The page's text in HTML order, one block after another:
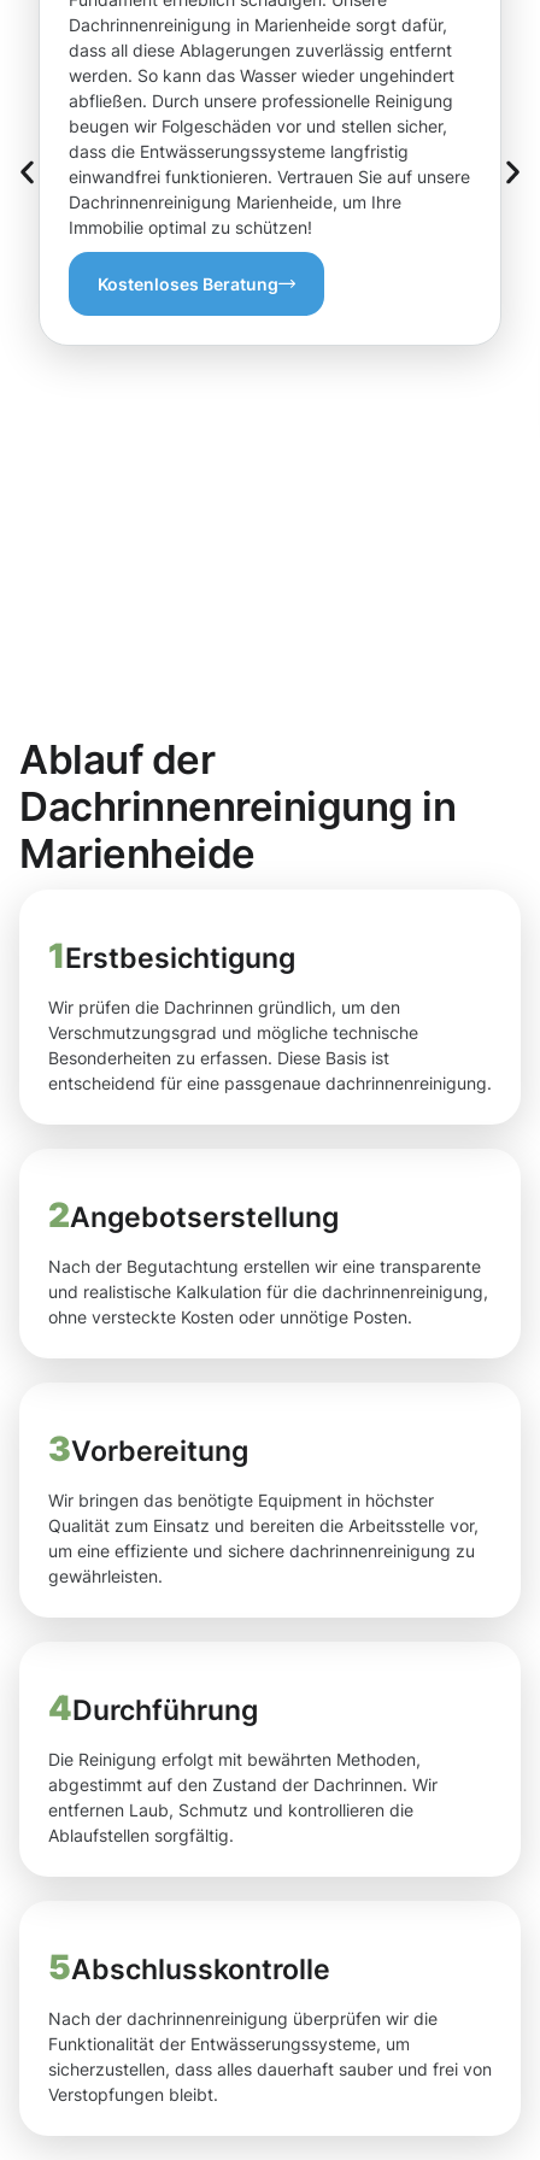
Dachrinnenreinigung in Marienheide sorgt dafür,
dass all diese Ablagerungen zuverlässig entfernt
werden. So kann das Wasser wieder ungehindert
abfließen. Durch unsere professionelle Reinigung
beugen wir Folgeschäden vor und stellen sicher,
dass die Entwässerungssysteme langfristig
einwandfrei funktionieren. Vertrauen Sie auf unsere
Dachrinnenreinigung Marienheide, um Ihre
Immobilie optimal zu schützen!
Kostenloses Beratung
Ablauf der
Dachrinnenreinigung in
Marienheide
1Erstbesichtigung
Wir prüfen die Dachrinnen gründlich, um den
Verschmutzungsgrad und mögliche technische
Besonderheiten zu erfassen. Diese Basis ist
entscheidend für eine passgenaue dachrinnenreinigung.
2Angebotserstellung
Nach der Begutachtung erstellen wir eine transparente
und realistische Kalkulation für die dachrinnenreinigung,
ohne versteckte Kosten oder unnötige Posten.
3Vorbereitung
Wir bringen das benötigte Equipment in höchster
Qualität zum Einsatz und bereiten die Arbeitsstelle vor,
um eine effiziente und sichere dachrinnenreinigung zu
gewährleisten.
4Durchführung
Die Reinigung erfolgt mit bewährten Methoden,
abgestimmt auf den Zustand der Dachrinnen. Wir
entfernen Laub, Schmutz und kontrollieren die
Ablaufstellen sorgfältig.
5Abschlusskontrolle
Nach der dachrinnenreinigung überprüfen wir die
Funktionalität der Entwässerungssysteme, um
sicherzustellen, dass alles dauerhaft sauber und frei von
Verstopfungen bleibt.